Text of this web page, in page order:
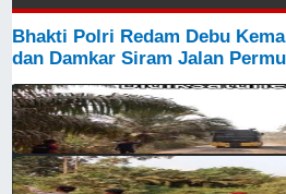
Bhakti Polri Redam Debu
dan Damkar Siram Jalan